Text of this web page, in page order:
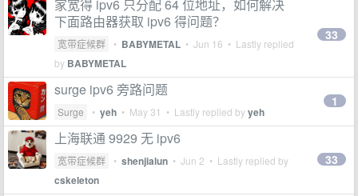
家宽得 ipv6 只分配 64 位地址，如何解决
下面路由器获取 ipv6 得问题？
宽带症候群 • BABYMETAL • Jun 16 • Lastly replied
by BABYMETAL
33
surge ipv6 旁路问题
Surge • yeh • May 31 • Lastly replied byyeh
1
上海联通 9929 无 ipv6
宽带症候群 • shenjialun • Jun 2 • Lastly replied by
cskeleton
33